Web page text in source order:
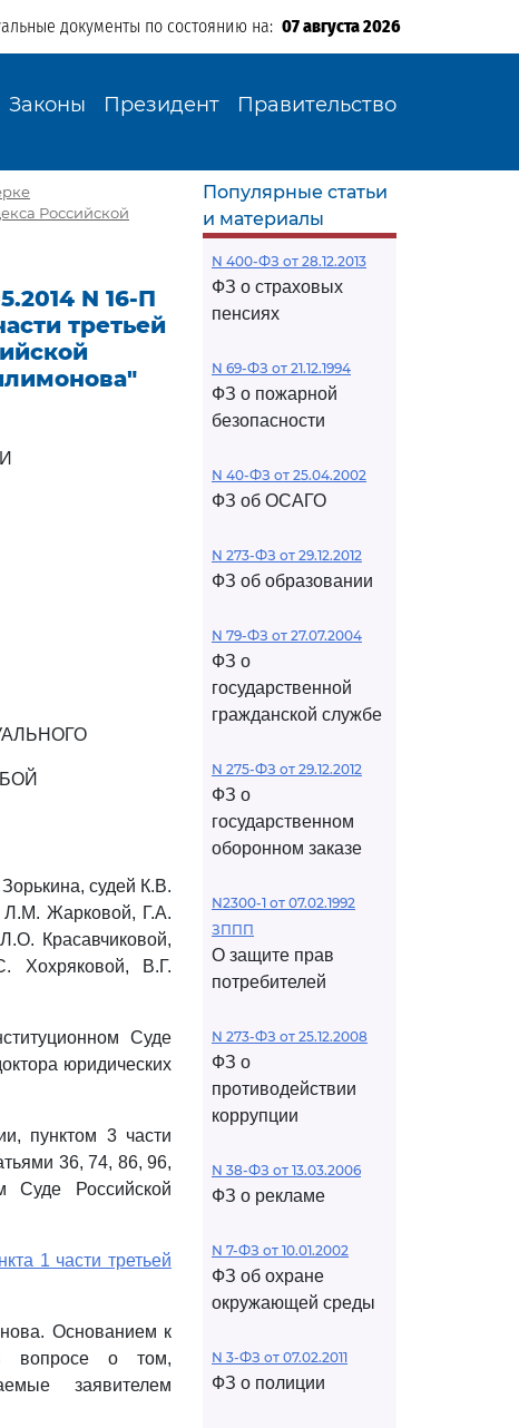
документы по состоянию на: 07 августа 2026
Законы Президент Правительство
Российской
N 16-П
третьей
судей К.В.
Жарковой, Г.А.
Красавчиковой,
В.Г.
Суде
юридических
пунктом 3 части
36, 74, 86, 96,
Суде Российской
1 части третьей
Основанием к
в вопросе о том,
заявителем
Популярные статьи
и материалы
N 400-ФЗ от 28.12.2013
ФЗ о страховых
пенсиях
N 69-ФЗ от 21.12.1994
ФЗ о пожарной
безопасности
N 40-ФЗ от 25.04.2002
ФЗ об ОСАГО
N 273-ФЗ от 29.12.2012
ФЗ об образовании
N 79-ФЗ от 27.07.2004
ФЗ о
государственной
гражданской службе
N 275-ФЗ от 29.12.2012
ФЗ о
государственном
оборонном заказе
N2300-1 от 07.02.1992
ЗППП
О защите прав
потребителей
N 273-ФЗ от 25.12.2008
ФЗ о
противодействии
коррупции
N 38-ФЗ от 13.03.2006
ФЗ о рекламе
N 7-ФЗ от 10.01.2002
ФЗ об охране
окружающей среды
N 3-ФЗ от 07.02.2011
ФЗ о полиции